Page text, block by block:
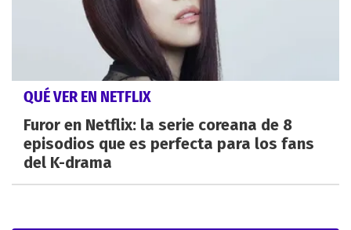
QUÉ VER EN NETFLIX
Furor en Netflix: la serie coreana de 8
episodios que es perfecta para los fans
del K-drama